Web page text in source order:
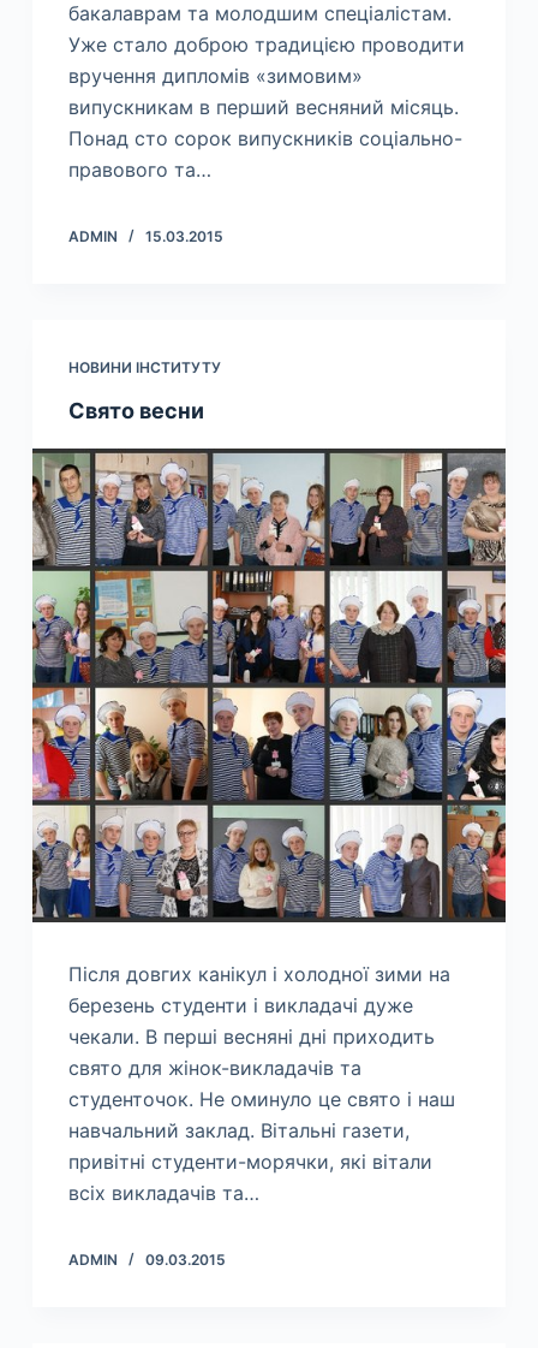
бакалаврам та молодшим спеціалістам.
Уже стало доброю традицією проводити
вручення дипломів «зимовим»
випускникам в перший весняний місяць.
Понад сто сорок випускників соціально-
правового та…
ADMIN 15.03.2015
НОВИНИ ІНСТИТУТУ
Свято весни
Після довгих канікул і холодної зими на
березень студенти і викладачі дуже
чекали. В перші весняні дні приходить
свято для жінок-викладачів та
студенточок. Не оминуло це свято і наш
навчальний заклад. Вітальні газети,
привітні студенти-морячки, які вітали
всіх викладачів та…
ADMIN 09.03.2015